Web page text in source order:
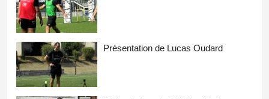
Présentation de Lucas Oudard